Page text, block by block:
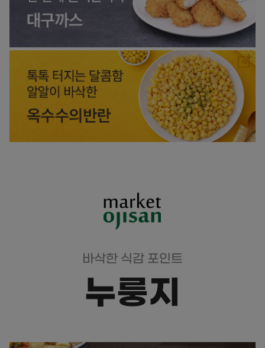
바삭한 식감 포인트
누룽지